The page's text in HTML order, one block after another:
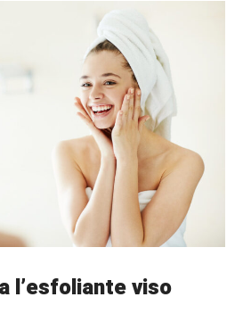
l’esfoliante viso